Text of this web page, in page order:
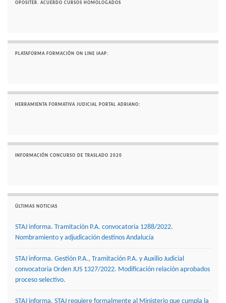
OPOSITER. ACUERDO CURSOS HOMOLOGADOS
PLATAFORMA FORMACIÓN ON LINE IAAP:
HERRAMIENTA FORMATIVA JUDICIAL PORTAL ADRIANO:
INFORMACIÓN CONCURSO DE TRASLADO 2020
ÚLTIMAS NOTICIAS
STAJ informa. Tramitación P.A. convocatoria 1288/2022.
Nombramiento y adjudicación destinos Andalucía
STAJ informa. Gestión P.A., Tramitación P.A. y Auxilio Judicial
convocatoria Orden JUS 1327/2022. Modificación relación aprobados
proceso selectivo.
STAJ informa. STAJ requiere formalmente al Ministerio que cumpla la